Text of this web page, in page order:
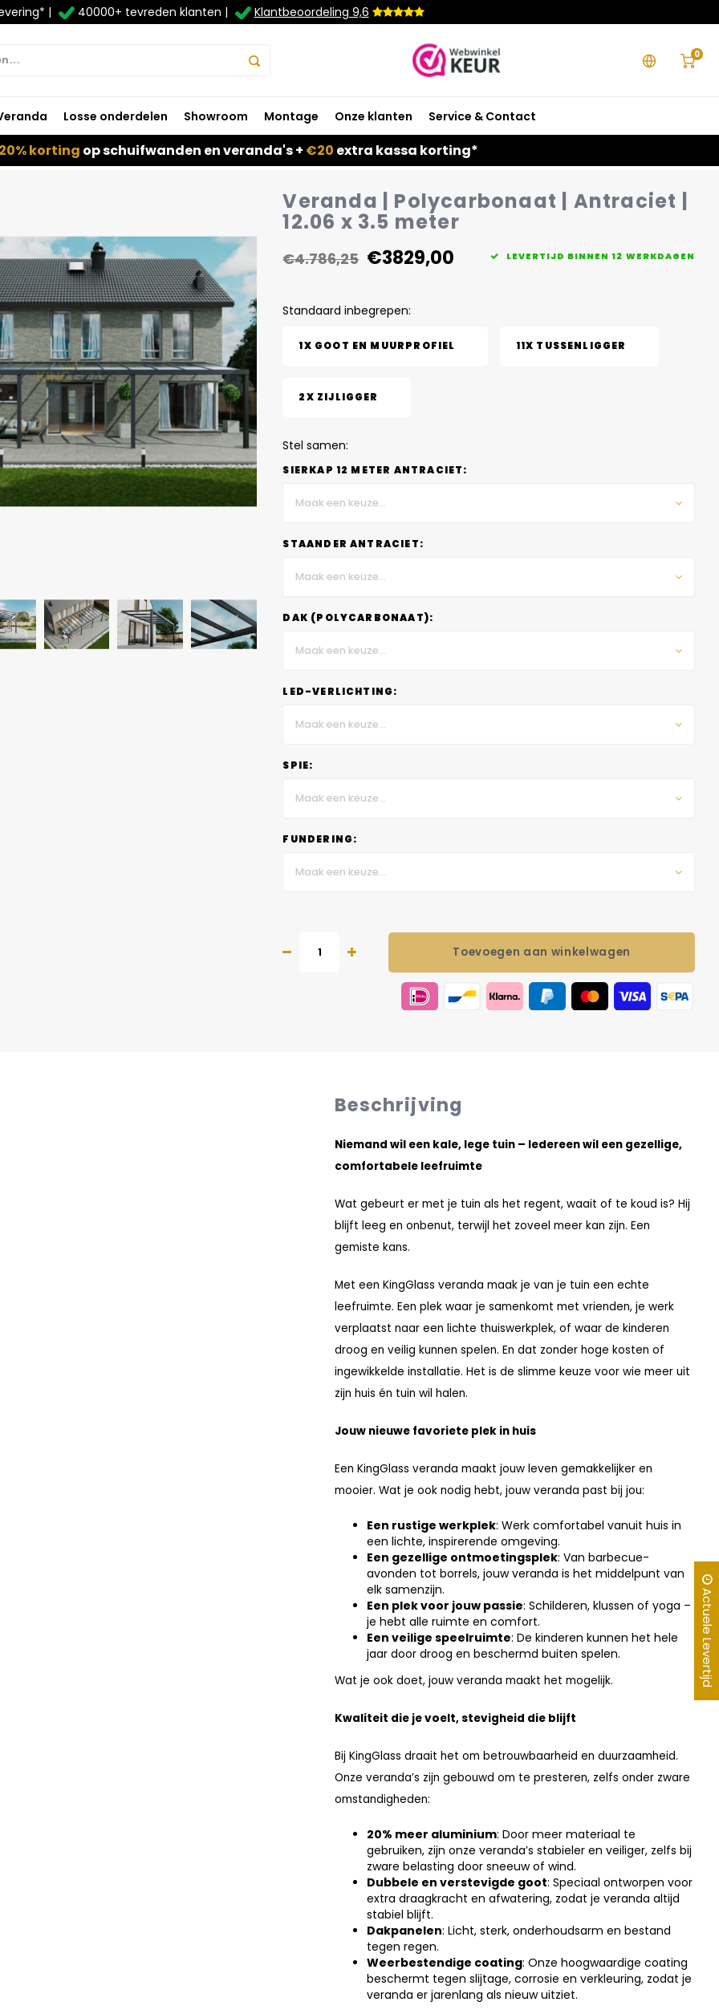
| 40000+ tevreden klanten | Klantbeoordeling 9,6
0
Losse onderdelen Showroom Montage Onze klanten Service & Contact
korting op schuifwanden en veranda's + €20 extra kassa korting*
Veranda | Polycarbonaat | Antraciet |
12.06 x 3.5 meter
€4.786,25 €3829,00 LEVERTIJD BINNEN 12 WERKDAGEN
Standaard inbegrepen:
1X GOOT EN MUURPROFIEL 11X TUSSENLIGGER
2X ZIJLIGGER
Stel samen:
SIERKAP 12 METER ANTRACIET:
Maak een keuze...
STAANDER ANTRACIET:
Maak een keuze...
DAK (POLYCARBONAAT):
Maak een keuze...
LED-VERLICHTING:
Maak een keuze...
SPIE:
Maak een keuze...
FUNDERING:
Maak een keuze...
Toevoegen aan winkelwagen
Beschrijving
Niemand wil een kale, lege tuin – Iedereen wil een gezellige,
comfortabele leefruimte
Wat gebeurt er met je tuin als het regent, waait of te koud is? Hij
blijft leeg en onbenut, terwijl het zoveel meer kan zijn. Een
gemiste kans.
Met een KingGlass veranda maak je van je tuin een echte
leefruimte. Een plek waar je samenkomt met vrienden, je werk
verplaatst naar een lichte thuiswerkplek, of waar de kinderen
droog en veilig kunnen spelen. En dat zonder hoge kosten of
ingewikkelde installatie. Het is de slimme keuze voor wie meer uit
zijn huis én tuin wil halen.
Jouw nieuwe favoriete plek in huis
Een KingGlass veranda maakt jouw leven gemakkelijker en
mooier. Wat je ook nodig hebt, jouw veranda past bij jou:
Een rustige werkplek: Werk comfortabel vanuit huis in
een lichte, inspirerende omgeving.
Een gezellige ontmoetingsplek: Van barbecue-
avonden tot borrels, jouw veranda is het middelpunt van
elk samenzijn.
Een plek voor jouw passie: Schilderen, klussen of yoga –
je hebt alle ruimte en comfort.
Een veilige speelruimte: De kinderen kunnen het hele
jaar door droog en beschermd buiten spelen.
Wat je ook doet, jouw veranda maakt het mogelijk.
Kwaliteit die je voelt, stevigheid die blijft
Bij KingGlass draait het om betrouwbaarheid en duurzaamheid.
Onze veranda’s zijn gebouwd om te presteren, zelfs onder zware
omstandigheden:
20% meer aluminium: Door meer materiaal te
gebruiken, zijn onze veranda’s stabieler en veiliger, zelfs bij
zware belasting door sneeuw of wind.
Dubbele en verstevigde goot: Speciaal ontworpen voor
extra draagkracht en afwatering, zodat je veranda altijd
stabiel blijft.
Dakpanelen: Licht, sterk, onderhoudsarm en bestand
tegen regen.
Weerbestendige coating: Onze hoogwaardige coating
beschermt tegen slijtage, corrosie en verkleuring, zodat je
veranda er jarenlang als nieuw uitziet.
Actuele Levertijd